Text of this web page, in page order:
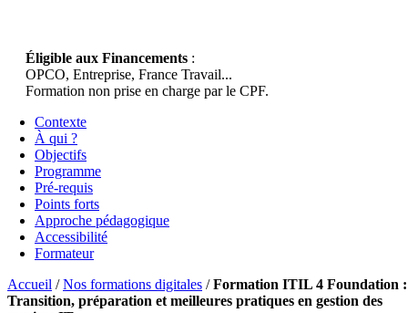
Éligible aux Financements :
OPCO, Entreprise, France Travail...
Formation non prise en charge par le CPF.
Contexte
À qui ?
Objectifs
Programme
Pré-requis
Points forts
Approche pédagogique
Accessibilité
Formateur
Accueil /Nos formations digitales /Formation ITIL 4 Foundation :
Transition, préparation et meilleures pratiques en gestion des